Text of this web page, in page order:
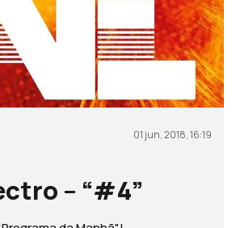
01 jun, 2018, 16:19
– “#4”